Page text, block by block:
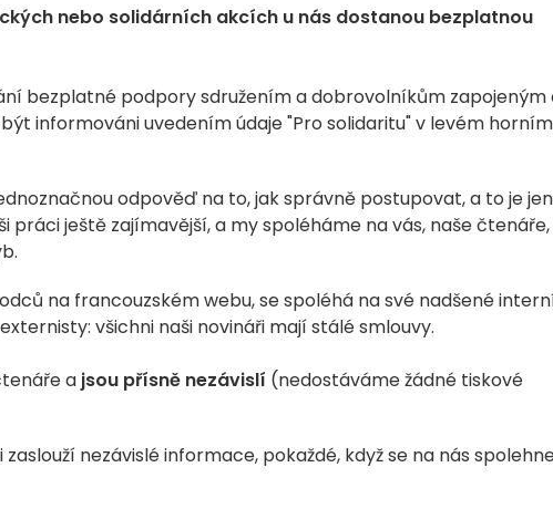
nebo solidárních akcích u nás dostanou bezplatnou
bezplatné podpory sdružením a dobrovolníkům zapojeným
informováni uvedením údaje "Pro solidaritu" v levém horním
odpověď na to, jak správně postupovat, a to je jen
práci ještě zajímavější, a my spoléháme na vás, naše čtenáře,
na francouzském webu, se spoléhá na své nadšené
všichni naši novináři mají stálé smlouvy.
a jsou přísně nezávislí (nedostáváme žádné tiskové
nezávislé informace, pokaždé, když se na nás